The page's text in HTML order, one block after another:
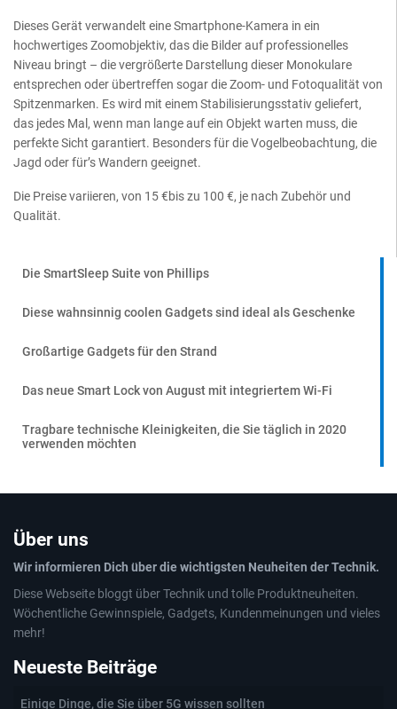
Dieses Gerät verwandelt eine Smartphone-Kamera in ein
hochwertiges Zoomobjektiv, das die Bilder auf professionelles
Niveau bringt – die vergrößerte Darstellung dieser Monokulare
entsprechen oder übertreffen sogar die Zoom- und Fotoqualität von
Spitzenmarken. Es wird mit einem Stabilisierungsstativ geliefert,
das jedes Mal, wenn man lange auf ein Objekt warten muss, die
perfekte Sicht garantiert. Besonders für die Vogelbeobachtung, die
Jagd oder für’s Wandern geeignet.
Die Preise variieren, von 15 €bis zu 100 €, je nach Zubehör und
Qualität.
Die SmartSleep Suite von Phillips
Diese wahnsinnig coolen Gadgets sind ideal als Geschenke
Großartige Gadgets für den Strand
Das neue Smart Lock von August mit integriertem Wi-Fi
Tragbare technische Kleinigkeiten, die Sie täglich in 2020
verwenden möchten
Über uns
Wir informieren Dich über die wichtigsten Neuheiten der Technik.
Diese Webseite bloggt über Technik und tolle Produktneuheiten.
Wöchentliche Gewinnspiele, Gadgets, Kundenmeinungen und vieles
mehr!
Neueste Beiträge
Einige Dinge, die Sie über 5G wissen sollten